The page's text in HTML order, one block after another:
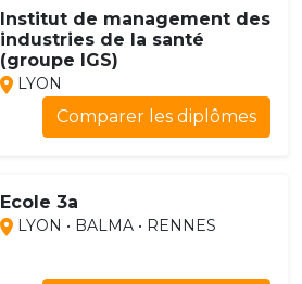
Institut de management des
industries de la santé
(groupe IGS)
LYON
Comparer les diplômes
Ecole 3a
LYON • BALMA • RENNES